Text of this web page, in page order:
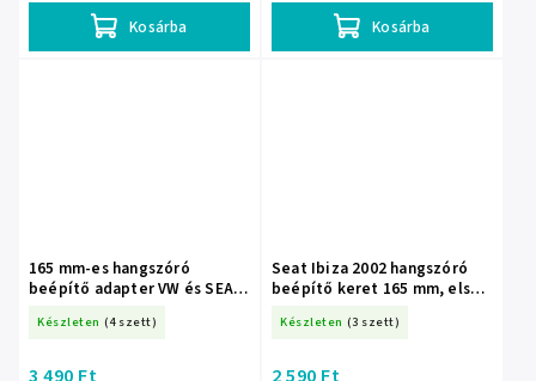
Kosárba Kosárba
biztosítva....
165 mm-es hangszóró
beépítő adapter VW és SEAT
Készleten (4 szett)
Seat Ibiza 2002 hangszóró
beépítő keret 165 mm, első
Készleten (3 szett)